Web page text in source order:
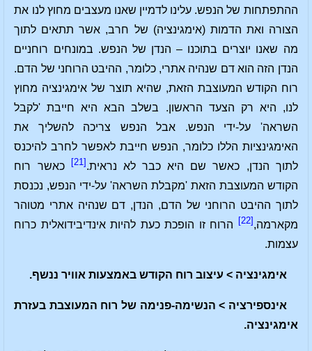
ההתפתחות של הנפש. עלינו לדמיין שאנו מעצבים מחוץ לנו את
הצורה ואת הדמות (אימגינציה) של חרב, אשר תתאים לתוך
מה שאנו יוצרים בתוכנו – הנדן של הנפש. במונחים רוחניים
הנדן הזה הוא דם שנהיה אתרי, כלומר, ההיבט הרוחני של הדם.
רוח הקודש המעוצבת הזאת, שהיא תוצר של אימגינציה מחוץ
לנו, היא רק הצעד הראשון. בשלב הבא היא חייבת 'לקבל
השראה' על-ידי הנפש. אבל הנפש צריכה להשליך את
האימגינציות הללו כלומר, הנפש חייבת לאפשר לחרב להיכנס
לתוך הנדן, כאשר שם היא כבר לא נראית. [21]
כאשר רוח
הקודש המעוצבת הזאת 'מקבלת השראה' על-ידי הנפש, נכנסת
לתוך ההיבט הרוחני של הדם, הנדן, דם שנהיה אתרי מטוהר
מקארמה, [22]
הרוח זו הופכת כעת להיות אינדיבידואלית כרוח
עצמות.
אימגינציה > עיצוב רוח הקודש באמצעות אוויר ננשף.
אינספירציה > הנשימה-פנימה של רוח המעוצבת בעזרת
אימגינציה.